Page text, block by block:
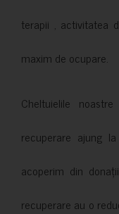
terapii , activitatea
maxim de ocupare.
Cheltuielile
recuperare ajung
acoperim din
recuperare au o